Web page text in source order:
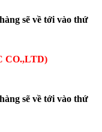
sẽ về tới vào thứ
CO.,LTD)
sẽ về tới vào thứ